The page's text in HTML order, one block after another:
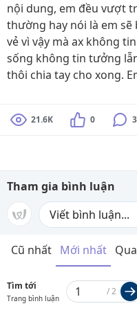
nội dung, em đều vượt
thường hay nói là em sẽ
vẻ vì vậy mà ax không
sống không tin tưởng
thôi chia tay cho xong.
21.6K 0
Tham gia bình luận
Cũ nhất Mới nhất
Tìm tới
Trang bình luận
/2